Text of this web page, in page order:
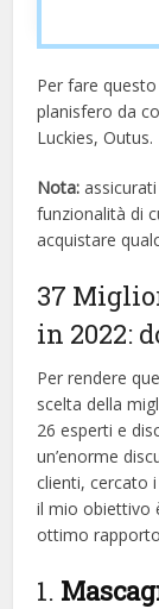
Per fare
planisfero da
Luckies, Outus.
Nota:
funzionalità di
acquistare
37
in 2022:
Per rendere
scelta della
26 esperti e
un’enorme
clienti, cercato
il mio obiettivo
ottimo
1.